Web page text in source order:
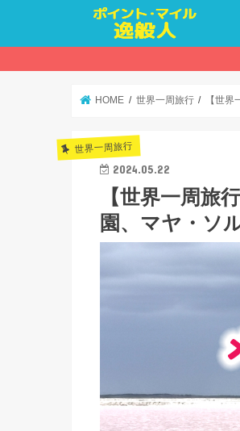
HOME 世界一周旅行 【世
世界一周旅行
2024.05.22
【世界一周旅
園、マヤ・ソ